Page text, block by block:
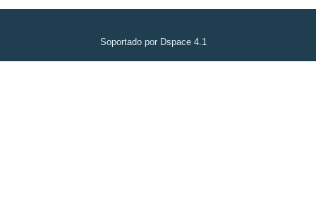
Soportado por Dspace 4.1